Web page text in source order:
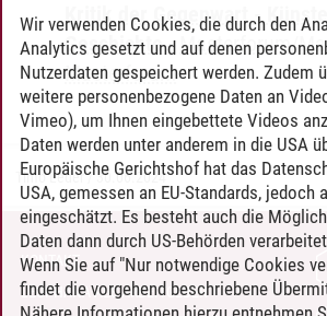
Kritik der Gegenwart -
Geschichte- Masterforum/
Masterforum
Timo Leder/30.06.2024
KONTAKT
LEUPHANA ALS ARBEITGEBER
Wir verwenden Cookies, die durch den
Analytics gesetzt und auf denen
Nutzerdaten gespeichert werden. Zudem
weitere personenbezogene Daten an
Vimeo), um Ihnen eingebettete Videos
Daten werden unter anderem in die USA
Europäische Gerichtshof hat das
USA, gemessen an EU-Standards, jedoch
eingeschätzt. Es besteht auch die
Daten dann durch US-Behörden
Wenn Sie auf "Nur notwendige Cookies
findet die vorgehend beschriebene